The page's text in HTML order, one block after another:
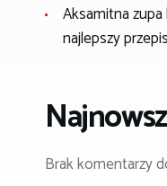
Aksamitna
najlepszy
Brak komentarzy